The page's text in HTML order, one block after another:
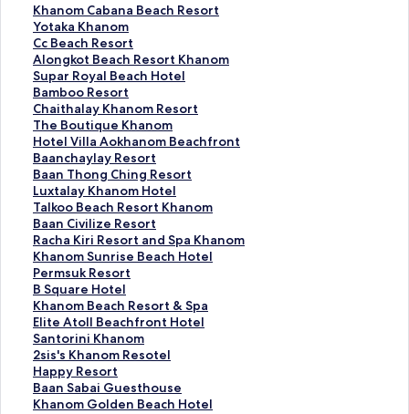
Khanom Cabana Beach Resort
ลิ
ง
ก์
ม
า
ต
ร
ฐ
า
น
สำ
ห
รั
บ
K
h
a
n
o
m
C
a
b
a
n
Yotaka Khanom
ลิ
ง
ก์
ม
า
ต
ร
ฐ
า
น
สำ
ห
รั
บ
Y
o
t
a
k
a
K
h
a
n
Cc Beach Resort
ลิ
ง
ก์
ม
า
ต
ร
ฐ
า
น
สำ
ห
รั
บ
C
c
B
e
a
c
h
R
e
Alongkot Beach Resort Khanom
ลิ
ง
ก์
ม
า
ต
ร
ฐ
า
น
สำ
ห
รั
บ
A
l
o
n
g
k
o
t
Supar Royal Beach Hotel
ลิ
ง
ก์
ม
า
ต
ร
ฐ
า
น
สำ
ห
รั
บ
S
u
p
a
r
R
o
Bamboo Resort
ลิ
ง
ก์
ม
า
ต
ร
ฐ
า
น
สำ
ห
รั
บ
B
a
m
b
o
o
Chaithalay Khanom Resort
ลิ
ง
ก์
ม
า
ต
ร
ฐ
า
น
สำ
ห
รั
บ
C
h
a
i
t
The Boutique Khanom
ลิ
ง
ก์
ม
า
ต
ร
ฐ
า
น
สำ
ห
รั
บ
T
h
e
B
Hotel Villa Aokhanom Beachfront
ลิ
ง
ก์
ม
า
ต
ร
ฐ
า
น
สำ
ห
รั
บ
H
o
t
Baanchaylay Resort
ลิ
ง
ก์
ม
า
ต
ร
ฐ
า
น
สำ
ห
รั
บ
B
a
Baan Thong Ching Resort
ลิ
ง
ก์
ม
า
ต
ร
ฐ
า
น
สำ
ห
รั
บ
B
Luxtalay Khanom Hotel
ลิ
ง
ก์
ม
า
ต
ร
ฐ
า
น
สำ
ห
รั
บ
Talkoo Beach Resort Khanom
ลิ
ง
ก์
ม
า
ต
ร
ฐ
า
น
สำ
ห
รั
Baan Civilize Resort
ลิ
ง
ก์
ม
า
ต
ร
ฐ
า
น
สำ
ห
Racha Kiri Resort and Spa Khanom
ลิ
ง
ก์
ม
า
ต
ร
ฐ
า
น
สำ
Khanom Sunrise Beach Hotel
ลิ
ง
ก์
ม
า
ต
ร
ฐ
า
น
Permsuk Resort
ลิ
ง
ก์
ม
า
ต
ร
ฐ
า
B Square Hotel
ลิ
ง
ก์
ม
า
ต
ร
ฐ
Khanom Beach Resort & Spa
ลิ
ง
ก์
ม
า
ต
ร
Elite Atoll Beachfront Hotel
ลิ
ง
ก์
ม
า
ต
Santorini Khanom
ลิ
ง
ก์
ม
า
2sis's Khanom Resotel
ลิ
ง
ก์
ม
Happy Resort
ลิ
ง
ก์
Baan Sabai Guesthouse
ลิ
ง
Khanom Golden Beach Hotel
ลิ